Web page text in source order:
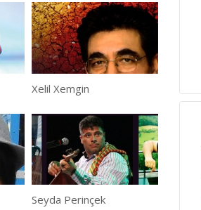
Xelil Xemgin
Seyda Perinçek